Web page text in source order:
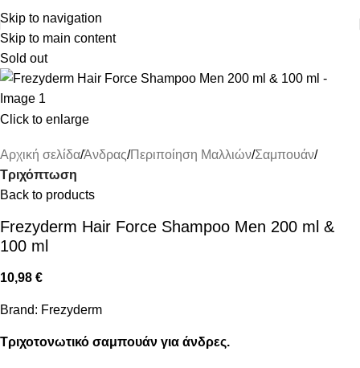
Skip to navigation
Skip to main content
ΔΩΡΕΑΝ ΜΕΤΑΦΟΡΙΚΑ ΑΝΩ ΤΩΝ 45€
Sold out
Click to enlarge
Αρχική σελίδα Άνδρας Περιποίηση Μαλλιών Σαμπουάν
Τριχόπτωση
Back to products
Frezyderm Hair Force Shampoo Men 200 ml &
100 ml
10,98 €
Brand: Frezyderm
Τριχοτονωτικό σαμπουάν για άνδρες.